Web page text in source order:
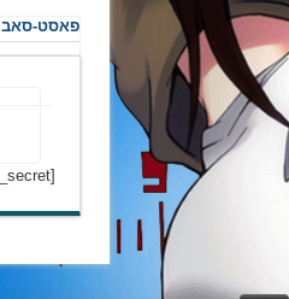
פאסט-סאב
[chatwing id="457314" width="300" height="600" enable_custom_login="0" custom_login_secret="" ][/chatwing]